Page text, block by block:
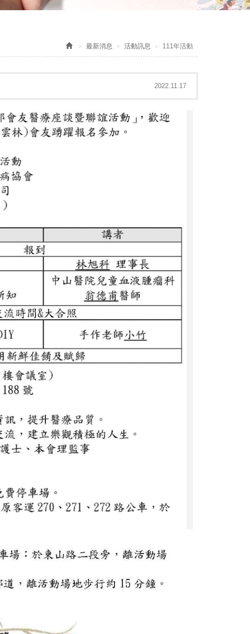
最新消息 活動訊息 111年活動
2022.11.17